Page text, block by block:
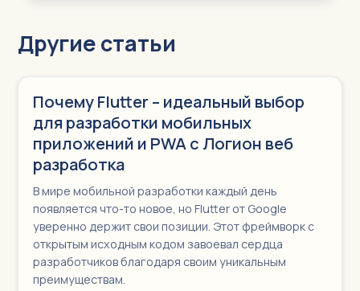
Другие статьи
Почему Flutter – идеальный выбор
для разработки мобильных
приложений и PWA c Логион веб
разработка
В мире мобильной разработки каждый день
появляется что-то новое, но Flutter от Google
уверенно держит свои позиции. Этот фреймворк с
открытым исходным кодом завоевал сердца
разработчиков благодаря своим уникальным
преимуществам.